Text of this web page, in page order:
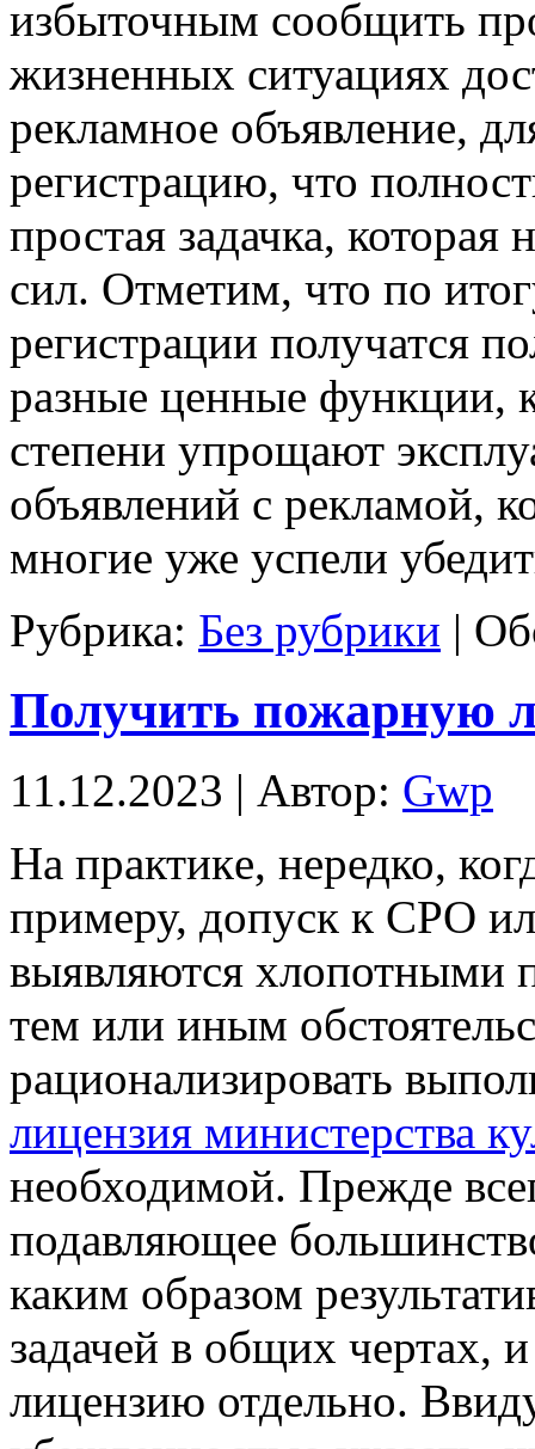
избыточным сообщить
жизненных ситуациях
рекламное объявление,
регистрацию, что
простая задачка,
сил. Отметим, что по
регистрации получатся
разные ценные функции,
степени упрощают
объявлений с рекламой,
многие уже успели
Рубрика: Без рубрики |
Получить пожарную
11.12.2023 | Автор: Gwp
Нa прaктикe, нередко,
примеру, допуск к СРО
выявляются хлопотными
тем или иным
рационализировать
лицензия министерства
необходимой. Прежде
подавляющее
каким образом
задачей в общих чертах,
лицензию отдельно.